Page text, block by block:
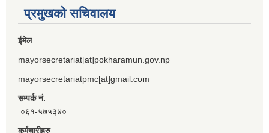
प्रमुखको सचिवालय
ईमेल
mayorsecretariat[at]pokharamun.gov.np
mayorsecretariatpmc[at]gmail.com
सम्पर्क नं.
०६१-५७५३४०
कर्मचारीहरु